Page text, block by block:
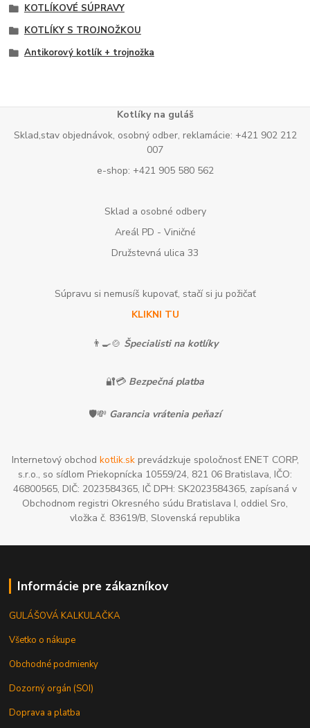
KOTLÍKOVÉ SÚPRAVY
KOTLÍKY S TROJNOŽKOU
Antikorový kotlík + trojnožka
Kotlíky na guláš
Sklad,stav objednávok, osobný odber, reklamácie: +421 902 212
007
e-shop: +421 905 580 562
Sklad a osobné odbery
Areál PD - Viničné
Družstevná ulica 33
Súpravu si nemusíš kupovať, stačí si ju požičať
KLIKNI TU
👨‍🍳🍲 Špecialisti na kotlíky
🔐💳 Bezpečná platba
🛡️💸 Garancia vrátenia peňazí
Internetový obchod kotlik.skprevádzkuje spoločnosť ENET CORP,
s.r.o., so sídlom Priekopnícka 10559/24, 821 06 Bratislava, IČO:
46800565, DIČ: 2023584365, IČ DPH: SK2023584365, zapísaná v
Obchodnom registri Okresného súdu Bratislava I, oddiel Sro,
vložka č. 83619/B, Slovenská republika
Informácie pre zákazníkov
GULÁŠOVÁ KALKULAČKA
Všetko o nákupe
Obchodné podmienky
Dozorný orgán (SOI)
Doprava a platba